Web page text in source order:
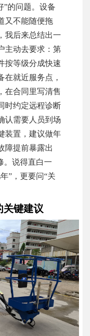
”的问题。设备
又不能随便拖
我后来总结出一
主动去要求：第
按等级分成快速
在就近服务点，
在合同里写清售
时约定远程诊断
认需要人员到场
装置，建议做年
障提前暴露出
。说得直白一
”，更要问“关
关键建议